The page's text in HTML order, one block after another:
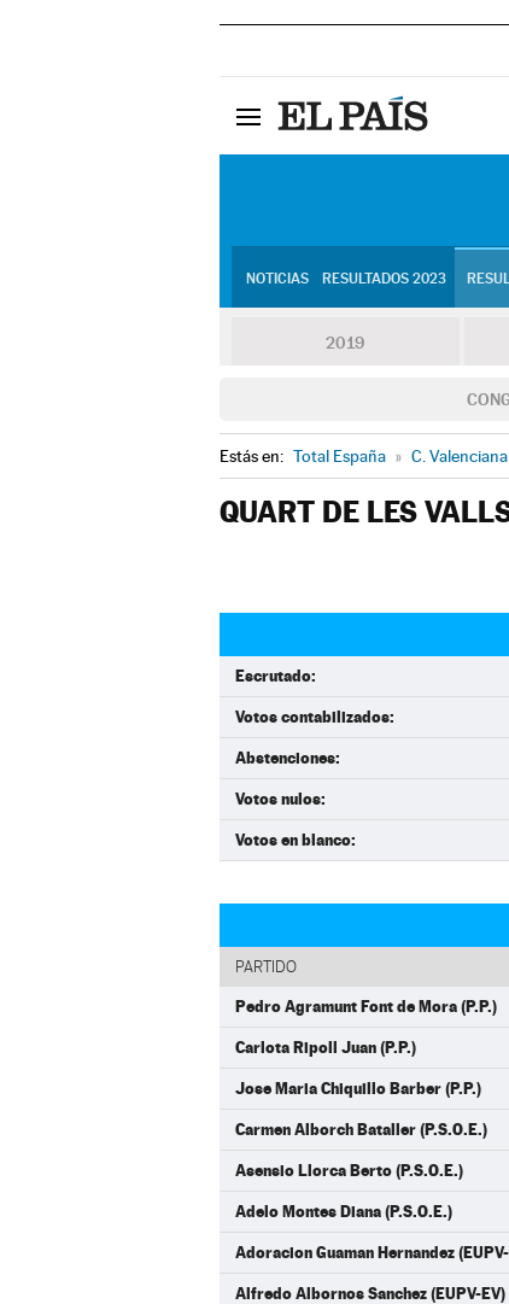
NOTICIAS RESULTADOS 2023
2019
Estás en: Total España » C. Valenciana
QUART DE LES
Escrutado:
Votos contabilizados:
Abstenciones:
Votos nulos:
Votos en blanco:
PARTIDO
Pedro Agramunt Font de Mora (P.P.)
Carlota Ripoll Juan (P.P.)
Jose Maria Chiquillo Barber (P.P.)
Carmen Alborch Bataller (P.S.O.E.)
Asensio Llorca Berto (P.S.O.E.)
Adelo Montes Diana (P.S.O.E.)
Adoracion Guaman Hernandez
Alfredo Albornos Sanchez (EUPV-EV)